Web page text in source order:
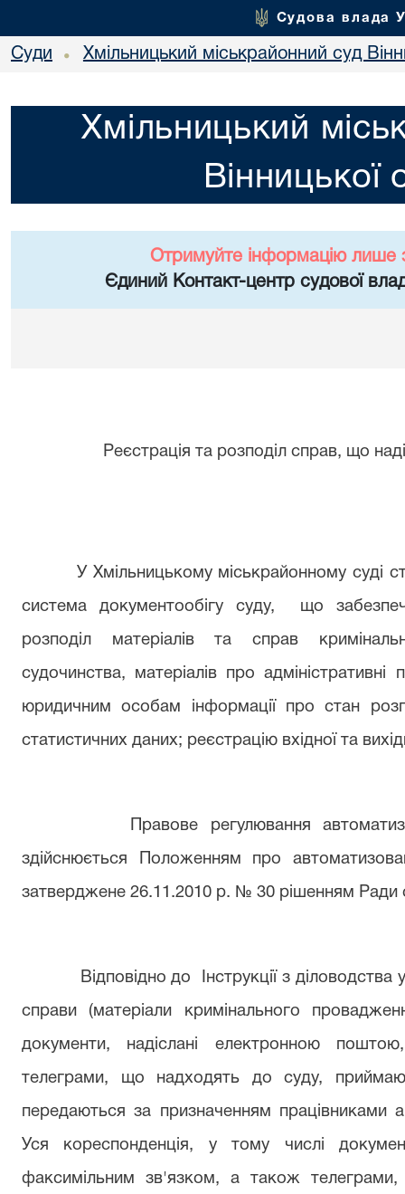
Судова влада
Суди • Хмільницький міськрайонний суд
Хмільницький
Вінницької
Отримуйте інформацію лише
Єдиний Контакт-центр судової
Реєстрація та розподіл справ, що
У Хмільницькому міськрайонному суді
система документообігу суду, що
розподіл матеріалів та справ
судочинства, матеріалів про
юридичним особам інформації про стан
статистичних даних; реєстрацію вхідної та
Правове регулювання
здійснюється Положенням про
затверджене 26.11.2010 р. № 30 рішенням Ради
Відповідно до Інструкції з діловодства у
справи (матеріали кримінального
документи, надіслані електронною
телеграми, що надходять до суду,
передаються за призначенням працівниками
Уся кореспонденція, у тому числі
факсимільним зв'язком, а також